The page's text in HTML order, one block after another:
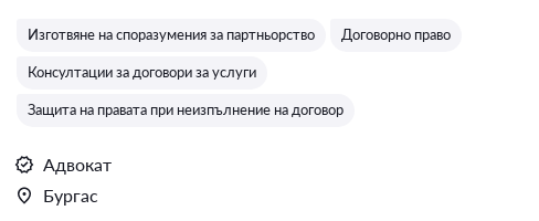
Изготвяне на споразумения за партньорство Договорно право
Консултации за договори за услуги
Защита на правата при неизпълнение на договор
Адвокат
Бургас